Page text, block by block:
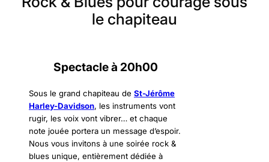
le chapiteau
Spectacle à 20h00
Sous le grand chapiteau de St-Jérôme
Harley-Davidson, les instruments vont
rugir, les voix vont vibrer… et chaque
note jouée portera un message d’espoir.
Nous vous invitons à une soirée rock &
blues unique, entièrement dédiée à